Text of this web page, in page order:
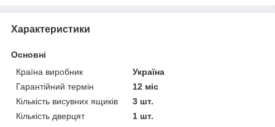
Характеристики
Основні
Країна виробник
Україна
Гарантійний термін
12 міс
Кількість висувних ящиків
3 шт.
Кількість дверцят
1 шт.